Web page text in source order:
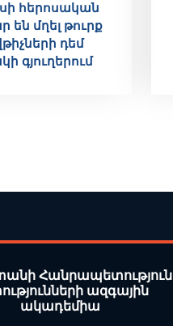
հերոսական
են մղել թուրք
դեմ
գյուղերում
Հանրապետություն
ազգային
ակադեմիա